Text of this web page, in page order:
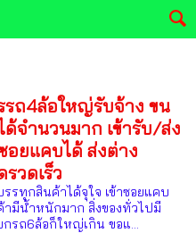
รถ4ล้อใหญ่รับจ้าง ขน
ด้จำนวนมาก เข้ารับ/ส่ง
อยแคบได้ ส่งต่าง
วดเร็ว
รทุกสินค้าได้จุใจ เข้าซอยแคบ
มีน้ำหนักมาก สิ่งของทั่วไปมี
รถ6ล้อก็ใหญ่เกิน ขอแ...